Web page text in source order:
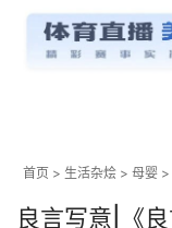
首页 > 生活杂烩 > 母婴
良言写意|《